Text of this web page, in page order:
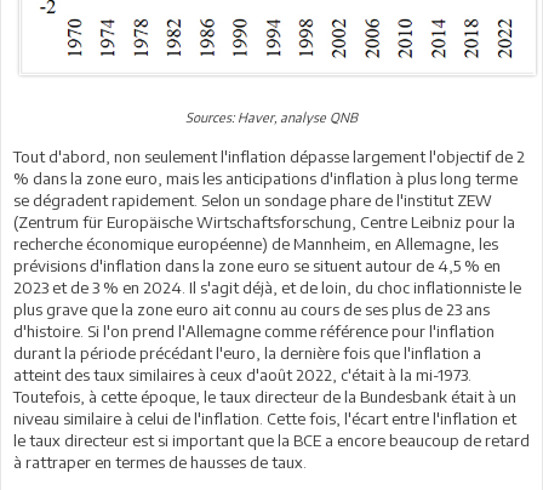
Sources: Haver, analyse QNB
Tout d'abord, non seulement l'inflation dépasse largement l'objectif de 2
% dans la zone euro, mais les anticipations d'inflation à plus long terme
se dégradent rapidement. Selon un sondage phare de l'institut ZEW
(Zentrum für Europäische Wirtschaftsforschung, Centre Leibniz pour la
recherche économique européenne) de Mannheim, en Allemagne, les
prévisions d'inflation dans la zone euro se situent autour de 4,5 % en
2023 et de 3 % en 2024. Il s'agit déjà, et de loin, du choc inflationniste le
plus grave que la zone euro ait connu au cours de ses plus de 23 ans
d'histoire. Si l'on prend l'Allemagne comme référence pour l'inflation
durant la période précédant l'euro, la dernière fois que l'inflation a
atteint des taux similaires à ceux d'août 2022, c'était à la mi-1973.
Toutefois, à cette époque, le taux directeur de la Bundesbank était à un
niveau similaire à celui de l'inflation. Cette fois, l'écart entre l'inflation et
le taux directeur est si important que la BCE a encore beaucoup de retard
à rattraper en termes de hausses de taux.